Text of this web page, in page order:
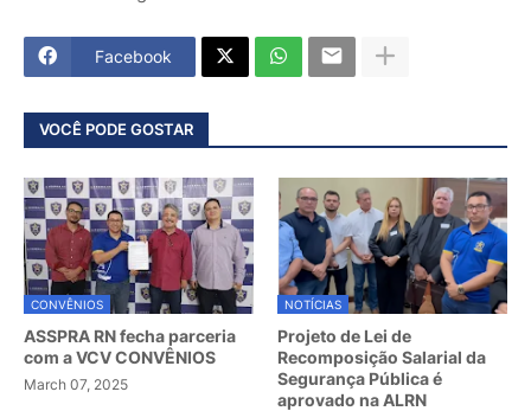
Facebook
VOCÊ PODE GOSTAR
CONVÊNIOS
ASSPRA RN fecha parceria
com a VCV CONVÊNIOS
March 07, 2025
NOTÍCIAS
Projeto de Lei de
Recomposição Salarial da
Segurança Pública é
aprovado na ALRN